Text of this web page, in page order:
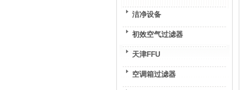
洁净设备
初效空气过滤器
天津FFU
空调箱过滤器